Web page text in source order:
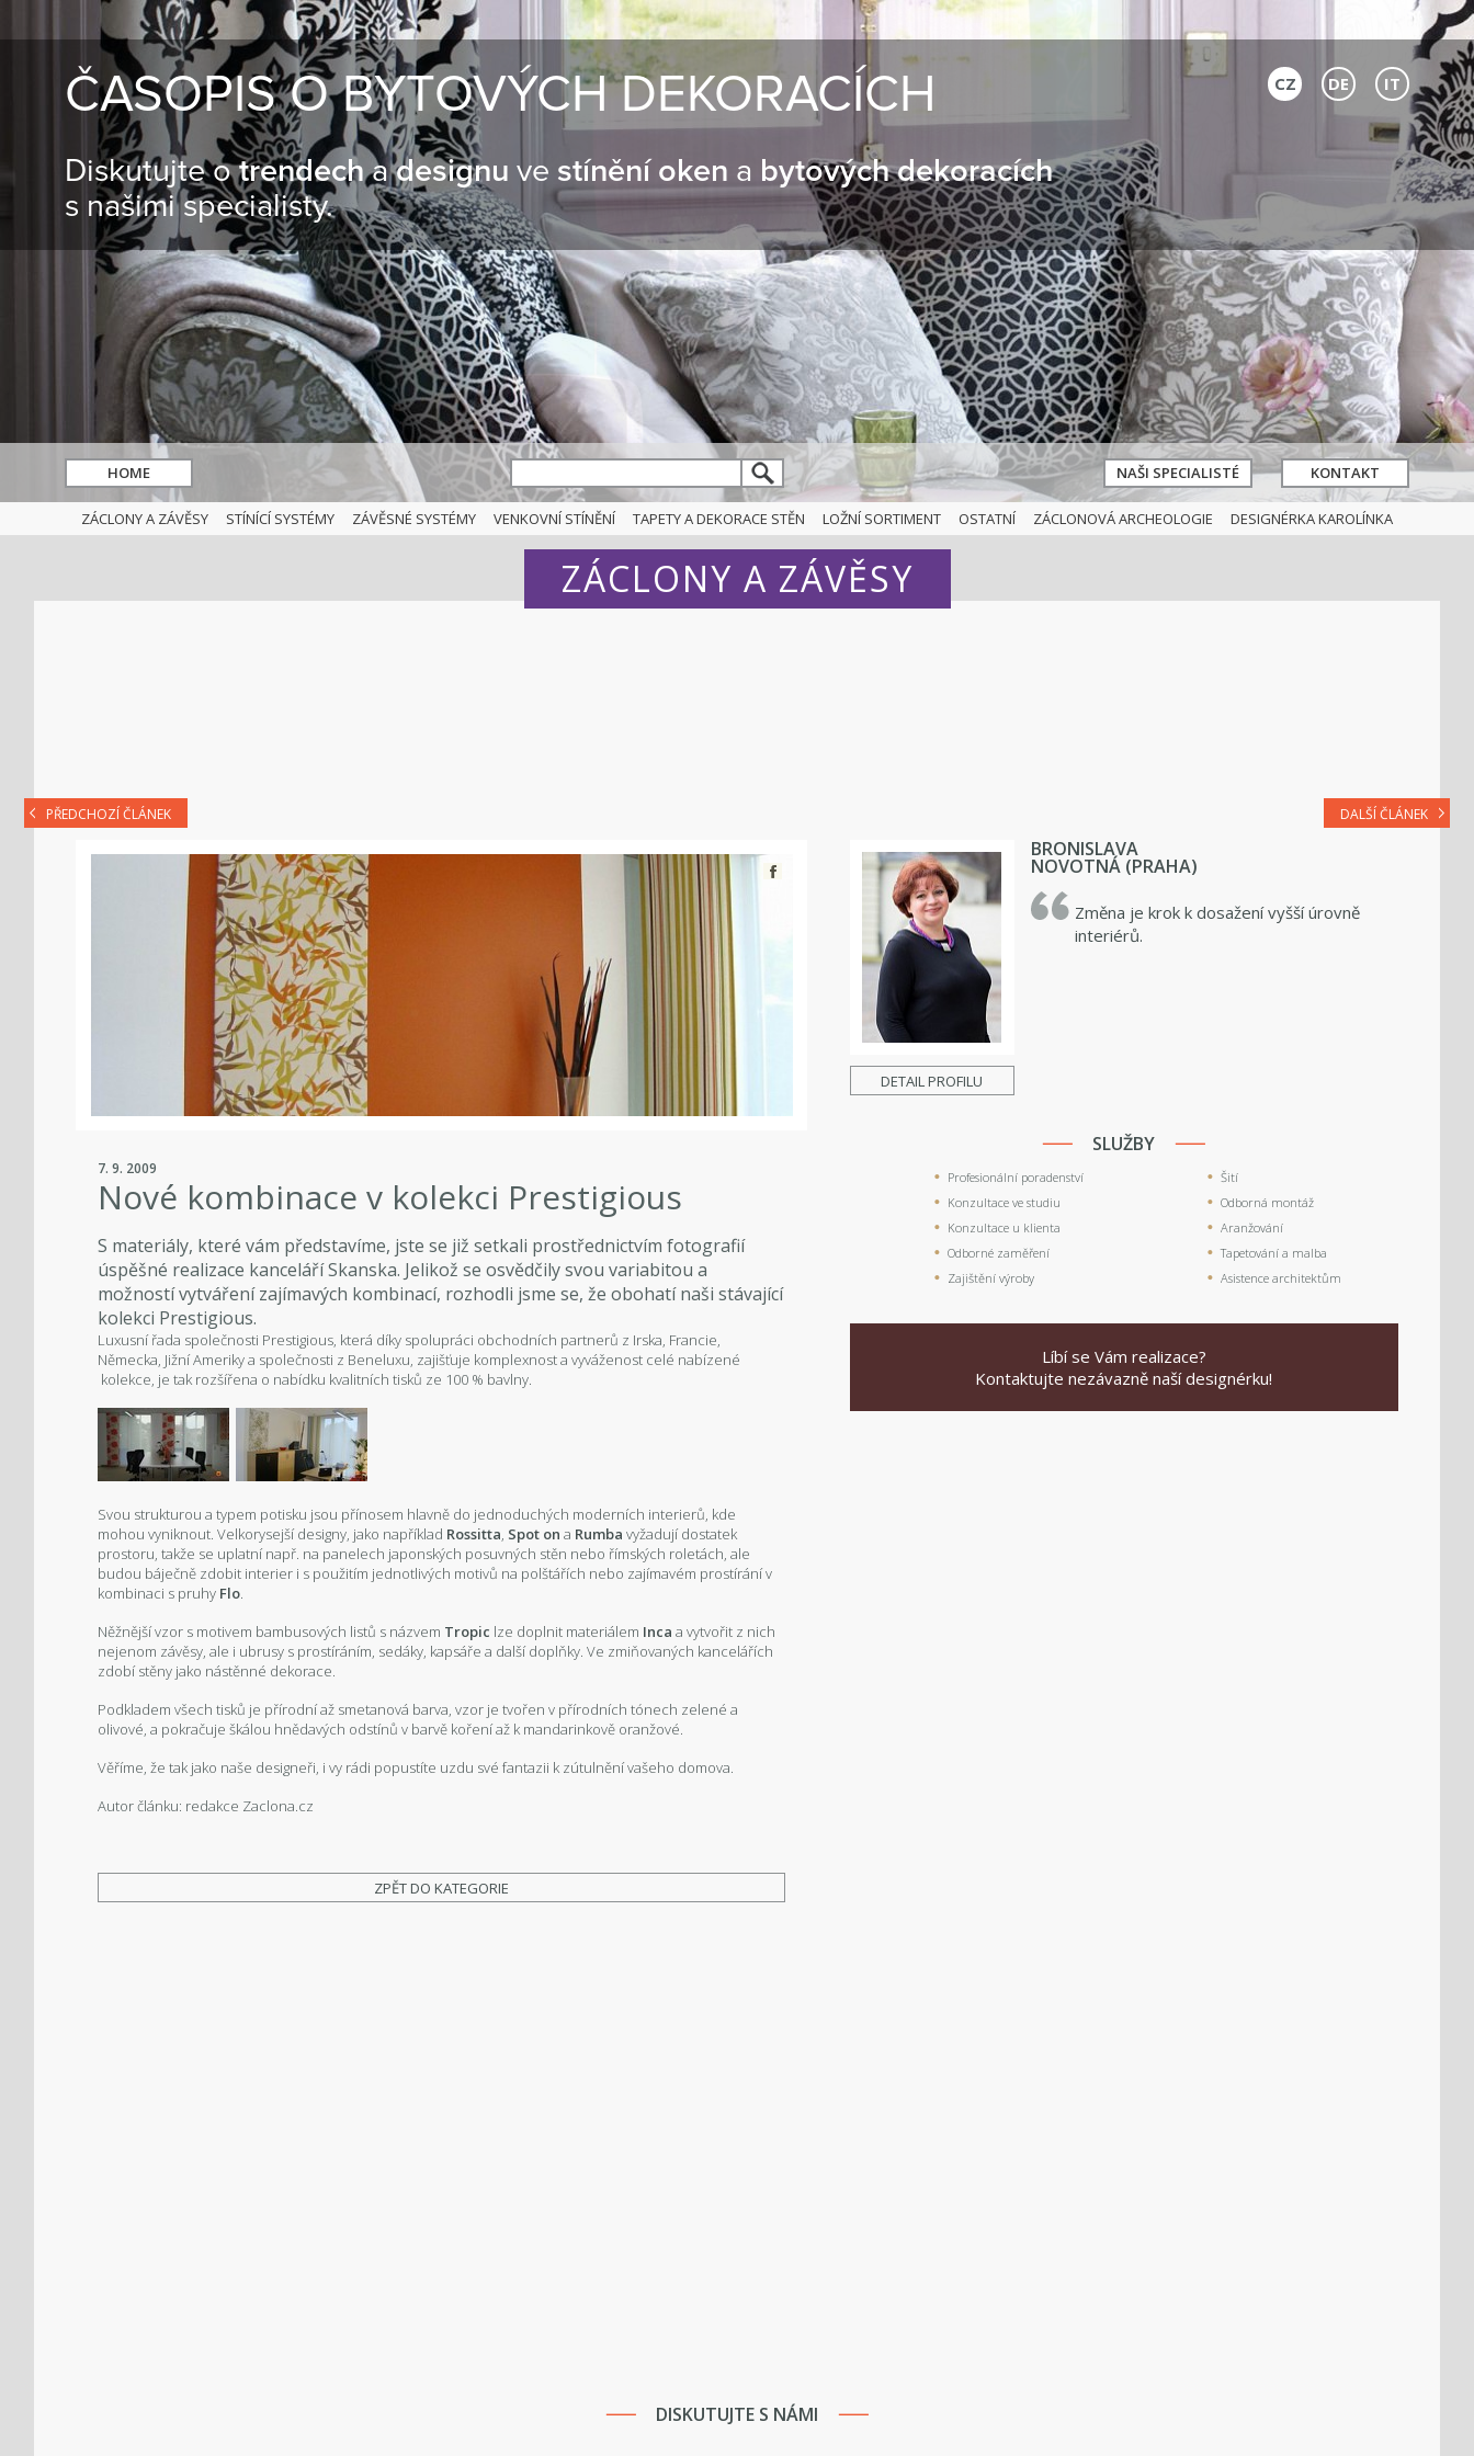
ČASOPIS O BYTOVÝCH DEKORACÍCH
Diskutujte otrendechadesignu ve stínění oken a bytových dekoracích
s našimi specialisty.
CZ DE IT
HOME NAŠI SPECIALISTÉ KONTAKT
ZÁCLONY A ZÁVĚSY STÍNÍCÍ SYSTÉMY ZÁVĚSNÉ SYSTÉMY VENKOVNÍ STÍNĚNÍ TAPETY A DEKORACE STĚN LOŽNÍ SORTIMENT OSTATNÍ ZÁCLONOVÁ ARCHEOLOGIE DESIGNÉRKA KAROLÍNKA
ZÁCLONY A ZÁVĚSY
PŘEDCHOZÍ ČLÁNEK DALŠÍ ČLÁNEK
7. 9. 2009
Nové kombinace v kolekci Prestigious
S materiály, které vám představíme, jste se již setkali prostřednictvím fotografií
úspěšné realizace kanceláří Skanska. Jelikož se osvědčily svou variabitou a
možností vytváření zajímavých kombinací, rozhodli jsme se, že obohatí naši stávající
kolekci Prestigious.
Luxusní řada společnosti Prestigious, která díky spolupráci obchodních partnerů z Irska, Francie,
Německa, Jižní Ameriky a společnosti z Beneluxu, zajišťuje komplexnost a vyváženost celé nabízené
kolekce, je tak rozšířena o nabídku kvalitních tisků ze 100 % bavlny.
Svou strukturou a typem potisku jsou přínosem hlavně do jednoduchých moderních interierů, kde
mohou vyniknout. Velkorysejší designy, jako například Rossitta, Spot on a Rumba vyžadují dostatek
prostoru, takže se uplatní např. na panelech japonských posuvných stěn nebo římských roletách, ale
budou báječně zdobit interier i s použitím jednotlivých motivů na polštářích nebo zajímavém prostírání v
kombinaci s pruhy Flo.
Něžnější vzor s motivem bambusových listů s názvem Tropic lze doplnit materiálem Inca a vytvořit z nich
nejenom závěsy, ale i ubrusy s prostíráním, sedáky, kapsáře a další doplňky. Ve zmiňovaných kancelářích
zdobí stěny jako nástěnné dekorace.
Podkladem všech tisků je přírodní až smetanová barva, vzor je tvořen v přírodních tónech zelené a
olivové, a pokračuje škálou hnědavých odstínů v barvě koření až k mandarinkově oranžové.
Věříme, že tak jako naše designeři, i vy rádi popustíte uzdu své fantazii k zútulnění vašeho domova.
Autor článku: redakce Zaclona.cz
ZPĚT DO KATEGORIE
DETAIL PROFILU
BRONISLAVA
NOVOTNÁ (PRAHA)
Změna je krok k dosažení vyšší úrovně
interiérů.
SLUŽBY
Profesionální poradenství
Konzultace ve studiu
Konzultace u klienta
Odborné zaměření
Zajištění výroby
Šití
Odborná montáž
Aranžování
Tapetování a malba
Asistence architektům
Líbí se Vám realizace?
Kontaktujte nezávazně naší designérku!
DISKUTUJTE S NÁMI